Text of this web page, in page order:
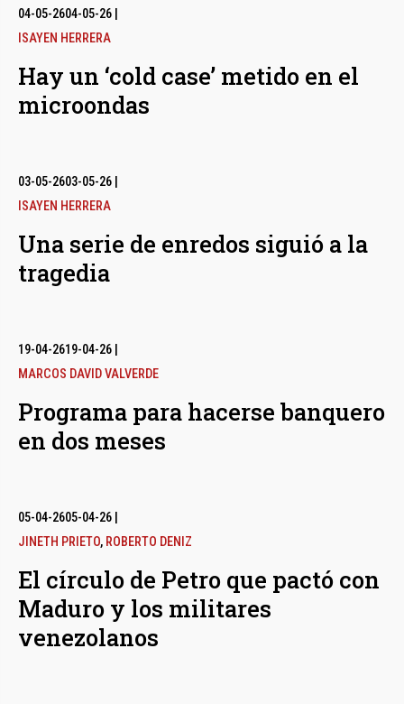
04-05-2604-05-26
ISAYEN HERRERA
Hay un ‘cold case’ metido en el
microondas
03-05-2603-05-26
ISAYEN HERRERA
Una serie de enredos siguió a la
tragedia
19-04-2619-04-26
MARCOS DAVID VALVERDE
Programa para hacerse banquero
en dos meses
05-04-2605-04-26
JINETH PRIETO, ROBERTO DENIZ
El círculo de Petro que pactó con
Maduro y los militares
venezolanos